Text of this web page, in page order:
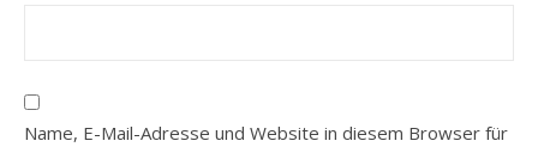
Name, E-Mail-Adresse und Website in diesem Browser für